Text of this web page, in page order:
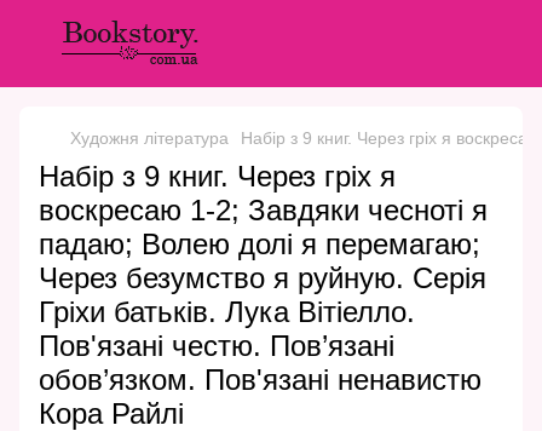
Художня література Набір з 9 книг. Через гріх я
Набір з 9 книг. Через гріх я
воскресаю 1-2; Завдяки чесноті я
падаю; Волею долі я перемагаю;
Через безумство я руйную. Серія
Гріхи батьків. Лука Вітіелло.
Пов'язані честю. Пов’язані
обов’язком. Пов'язані ненавистю
Кора Райлі